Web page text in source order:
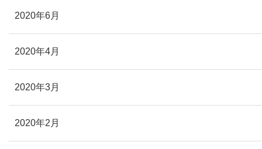
2020年6月
2020年4月
2020年3月
2020年2月